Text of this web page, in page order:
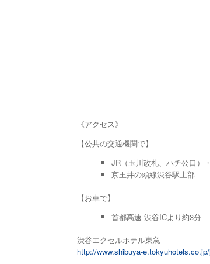
《アクセス》
【公共の交通機関で】
JR（玉川改札、ハチ公口）
京王井の頭線渋谷駅上部
【お車で】
首都高速 渋谷ICより約3分
渋谷エクセルホテル東急
http://www.shibuya-